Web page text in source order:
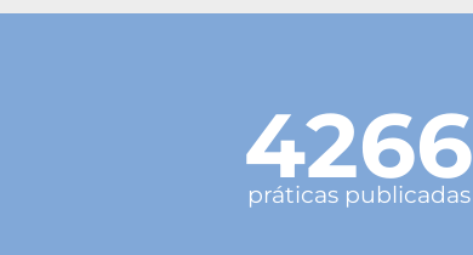
4266
práticas publicadas